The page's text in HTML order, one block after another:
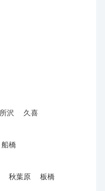
所沢 久喜
船橋
秋葉原 板橋